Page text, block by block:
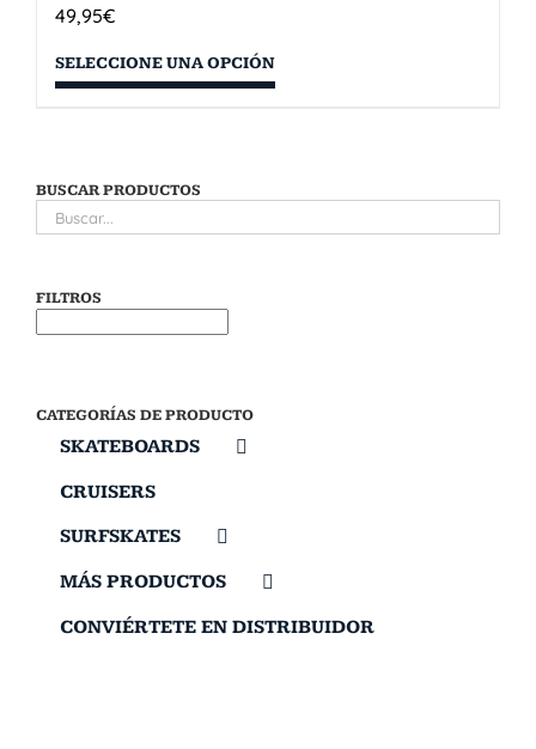
49,95€
SELECCIONE UNA OPCIÓN
BUSCAR PRODUCTOS
FILTROS
CATEGORÍAS DE PRODUCTO
SKATEBOARDS
CRUISERS
SURFSKATES
MÁS PRODUCTOS
CONVIÉRTETE EN DISTRIBUIDOR